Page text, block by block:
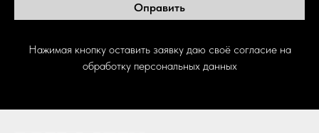
Оправить
Нажимая кнопку оставить заявку даю своё согласие на
обработку персональных данных